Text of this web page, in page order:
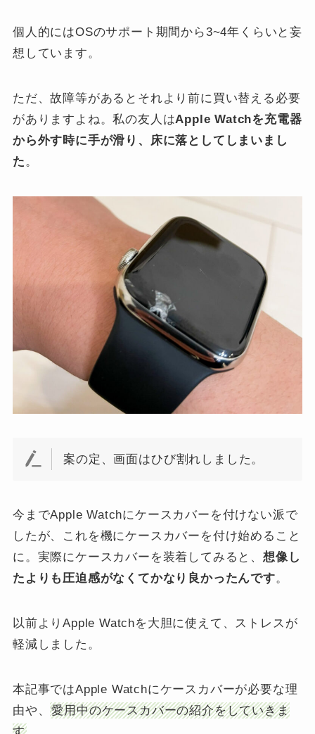
個人的にはOSのサポート期間から3~4年くらいと妄
想しています。
ただ、故障等があるとそれより前に買い替える必要
がありますよね。私の友人はApple Watchを充電器
から外す時に手が滑り、床に落としてしまいまし
た 。
案の定、画面はひび割れしました。
今までApple Watchにケースカバーを付けない派で
したが、これを機にケースカバーを付け始めること
に。実際にケースカバーを装着してみると、想像し
たよりも圧迫感がなくてかなり良かったんです。
以前よりApple Watchを大胆に使えて、ストレスが
軽減しました。
本記事ではApple Watchにケースカバーが必要な理
由や、愛用中のケースカバーの紹介をしていきま